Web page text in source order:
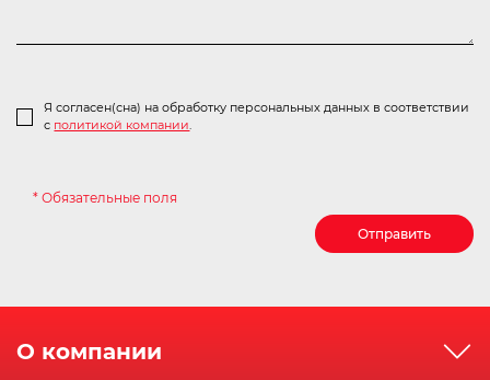
Я согласен(сна) на обработку персональных данных в соответствии
с политикой компании.
* Обязательные поля
Отправить
О компании